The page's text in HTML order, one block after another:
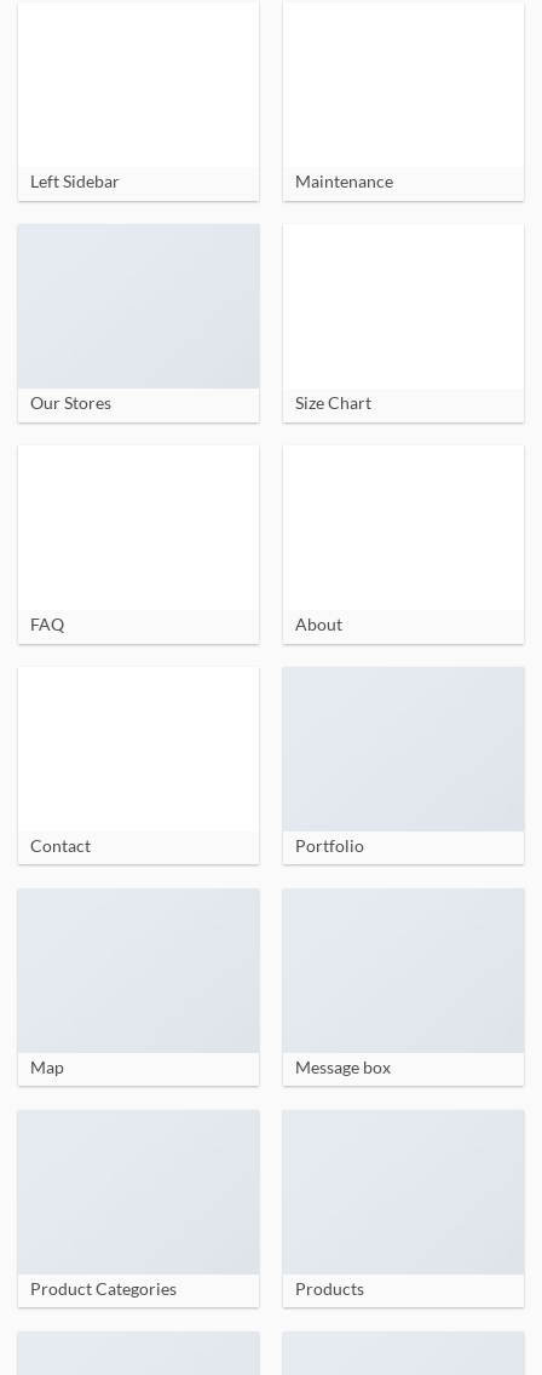
Left Sidebar Maintenance
Our Stores Size Chart
FAQ About
Contact Portfolio
Map Message box
Product Categories Products